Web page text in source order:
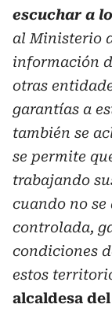
escuchar a
al Ministerio
información
otras
garantías a
también se
se permite
trabajando
cuando no se
controlada,
condiciones
estos
alcaldesa